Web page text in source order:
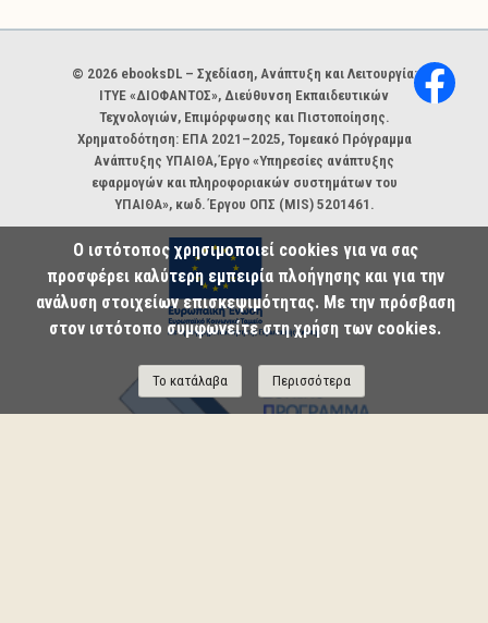
Χορηγοί και φορείς
© 2026 ebooksDL – Σχεδίαση, Ανάπτυξη και Λειτουργία:
ΙΤΥΕ «ΔΙΟΦΑΝΤΟΣ», Διεύθυνση Εκπαιδευτικών
Τεχνολογιών, Επιμόρφωσης και Πιστοποίησης.
Χρηματοδότηση: ΕΠΑ 2021–2025, Τομεακό Πρόγραμμα
Ανάπτυξης ΥΠΑΙΘΑ, Έργο «Υπηρεσίες ανάπτυξης
εφαρμογών και πληροφοριακών συστημάτων του
ΥΠΑΙΘΑ», κωδ. Έργου ΟΠΣ (MIS) 5201461.
Ο ιστότοπος χρησιμοποιεί cookies για να σας
προσφέρει καλύτερη εμπειρία πλοήγησης και για την
ανάλυση στοιχείων επισκεψιμότητας. Με την πρόσβαση
στον ιστότοπο συμφωνείτε στη χρήση των cookies.
Το κατάλαβα Περισσότερα